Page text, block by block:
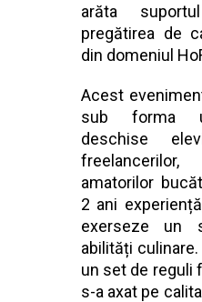
arăta
pregătirea de
din domeniul
Acest
sub forma
deschise
amatorilor
2 ani
exerseze un
abilități
un set de reguli
s-a axat pe